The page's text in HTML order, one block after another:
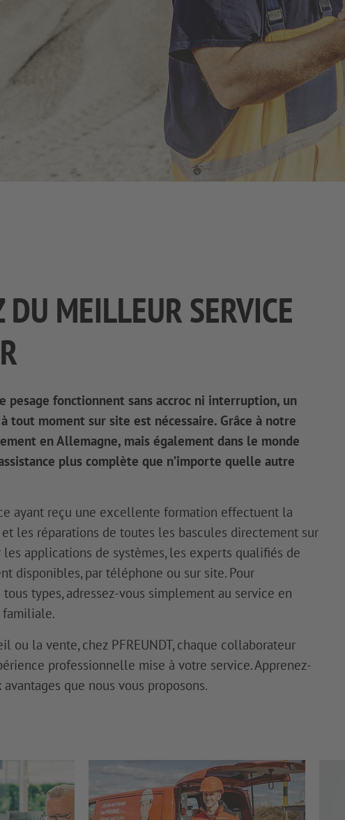
DU MEILLEUR SERVICE
pesage fonctionnent sans accroc ni interruption, un
tout moment sur site est nécessaire. Grâce à notre
en Allemagne, mais également dans le monde
plus complète que n’importe quelle autre
ayant reçu une excellente formation effectuent la
les réparations de toutes les bascules directement sur
les applications de systèmes, les experts qualifiés de
disponibles, par téléphone ou sur site. Pour
types, adressez-vous simplement au service en
ou la vente, chez PFREUNDT, chaque collaborateur
professionnelle mise à votre service. Apprenez-
que nous vous proposons.